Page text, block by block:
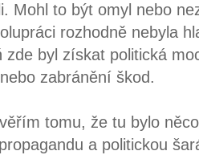
Mohl to být omyl nebo
rozhodně nebyla
zde byl získat politická
zabránění škod.
tomu, že tu bylo
a politickou